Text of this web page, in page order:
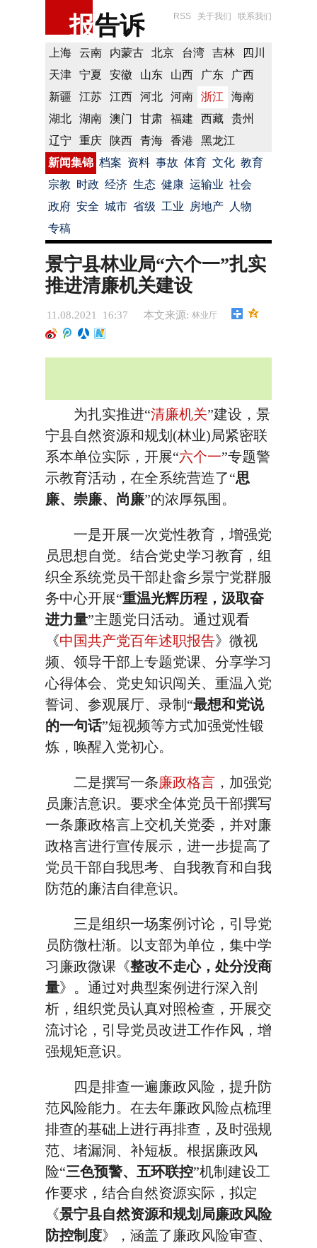
报告诉 RSS 关于我们 联系我们
上海 云南 内蒙古 北京 台湾 吉林
四川
天津
宁夏 安徽 山东 山西 广东
广西
新疆
江苏 江西 河北 河南 浙江
海南
湖北
湖南 澳门 甘肃 福建 西藏
贵州
辽宁
重庆 陕西 青海 香港
黑龙江
新闻集锦 档案 资料 事故 体育 文化 教育
宗教 时政 经济 生态 健康 运输业 社会
政府 安全 城市 省级 工业 房地产
人物
专稿
景宁县林业局“六个一”扎实
推进清廉机关建设
11.08.2021 16:37 本文来源: 林业厅
为扎实推进“清廉机关”建设，景
宁县自然资源和规划(林业)局紧密联
系本单位实际，开展“六个一”专题警
示教育活动，在全系统营造了“思
廉、崇廉、尚廉”的浓厚氛围。
一是开展一次党性教育，增强党
员思想自觉。结合党史学习教育，组
织全系统党员干部赴畲乡景宁党群服
务中心开展“重温光辉历程，汲取奋
进力量”主题党日活动。通过观看
《中国共产党百年述职报告》微视
频、领导干部上专题党课、分享学习
心得体会、党史知识闯关、重温入党
誓词、参观展厅、录制“最想和党说
的一句话”短视频等方式加强党性锻
炼，唤醒入党初心。
二是撰写一条廉政格言 ，加强党
员廉洁意识。要求全体党员干部撰写
一条廉政格言上交机关党委，并对廉
政格言进行宣传展示，进一步提高了
党员干部自我思考、自我教育和自我
防范的廉洁自律意识。
三是组织一场案例讨论，引导党
员防微杜渐。以支部为单位，集中学
习廉政微课《整改不走心，处分没商
量》。通过对典型案例进行深入剖
析，组织党员认真对照检查，开展交
流讨论，引导党员改进工作作风，增
强规矩意识。
四是排查一遍廉政风险，提升防
范风险能力。在去年廉政风险点梳理
排查的基础上进行再排查，及时强规
范、堵漏洞、补短板。根据廉政风
险“三色预警、五环联控”机制建设工
作要求，结合自然资源实际，拟定
《景宁县自然资源和规划局廉政风险
防控制度》，涵盖了廉政风险审查、